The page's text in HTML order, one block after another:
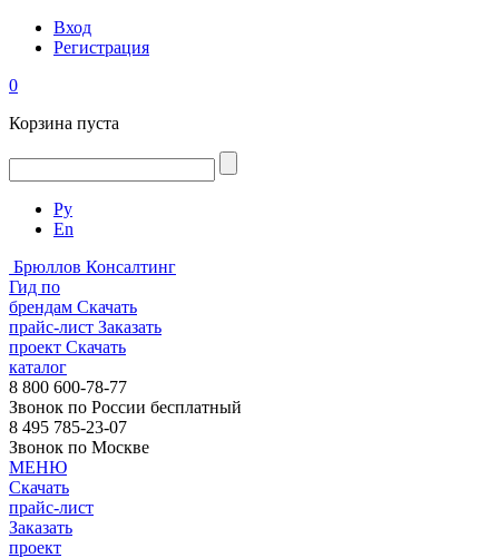
Вход
Регистрация
0
Корзина пуста
Ру
En
Брюллов Консалтинг
Гид по
брендам Скачать
прайс-лист Заказать
проект Скачать
каталог
8 800 600-78-77
Звонок по России бесплатный
8 495 785-23-07
Звонок по Москве
МЕНЮ
Скачать
прайс-лист
Заказать
проект